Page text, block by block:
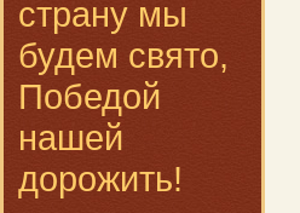
страну мы
будем свято,
Победой
нашей
дорожить!